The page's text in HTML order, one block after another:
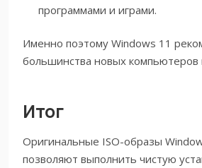
программами и играми.
Именно поэтому Windows 11
большинства новых компьютеров
Итог
Оригинальные ISO-образы
позволяют выполнить чистую